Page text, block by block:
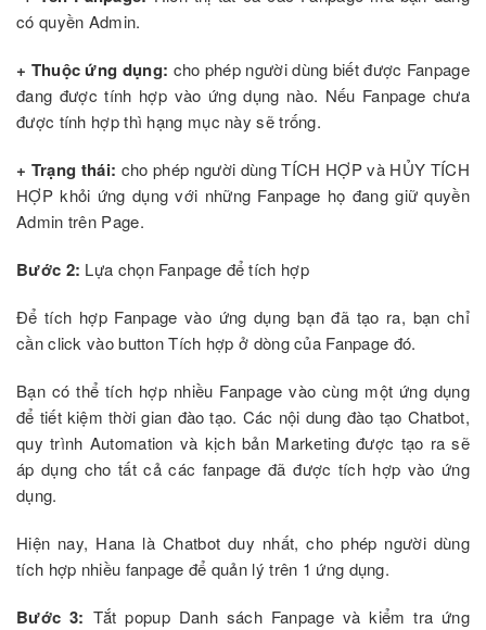
có quyền Admin.
+ Thuộc ứng dụng: cho phép người dùng biết được Fanpage
đang được tính hợp vào ứng dụng nào. Nếu Fanpage chưa
được tính hợp thì hạng mục này sẽ trống.
+ Trạng thái: cho phép người dùng TÍCH HỢP và HỦY TÍCH
HỢP khỏi ứng dụng với những Fanpage họ đang giữ quyền
Admin trên Page.
Bước 2: Lựa chọn Fanpage để tích hợp
Để tích hợp Fanpage vào ứng dụng bạn đã tạo ra, bạn chỉ
cần click vào button Tích hợp ở dòng của Fanpage đó.
Bạn có thể tích hợp nhiều Fanpage vào cùng một ứng dụng
để tiết kiệm thời gian đào tạo. Các nội dung đào tạo Chatbot,
quy trình Automation và kịch bản Marketing được tạo ra sẽ
áp dụng cho tất cả các fanpage đã được tích hợp vào ứng
dụng.
Hiện nay, Hana là Chatbot duy nhất, cho phép người dùng
tích hợp nhiều fanpage để quản lý trên 1 ứng dụng.
Bước 3: Tắt popup Danh sách Fanpage và kiểm tra ứng